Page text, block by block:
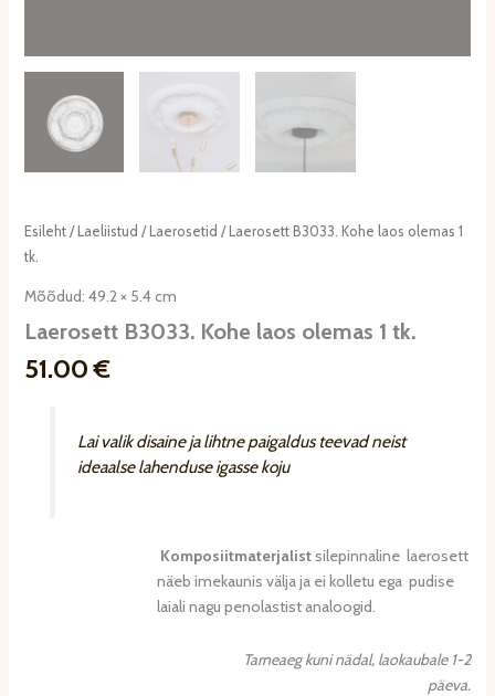
Esileht/Laeliistud /Laerosetid / Laerosett B3033. Kohe laos olemas 1
tk.
Mõõdud: 49.2 × 5.4 cm
Laerosett B3033. Kohe laos olemas 1 tk.
51.00€
Lai valik disaine ja lihtne paigaldus teevad neist
ideaalse lahenduse igasse koju
Komposiitmaterjalistsilepinnaline laerosett
näeb imekaunis välja ja ei kolletu ega pudise
laiali nagu penolastist analoogid.
Tarneaeg kuni nädal, laokaubale 1-2
päeva.